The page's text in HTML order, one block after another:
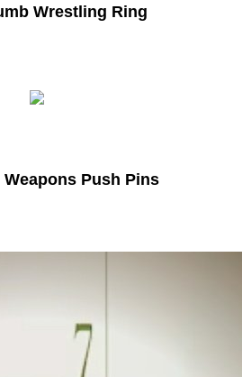
Wrestling Ring
Push Pins